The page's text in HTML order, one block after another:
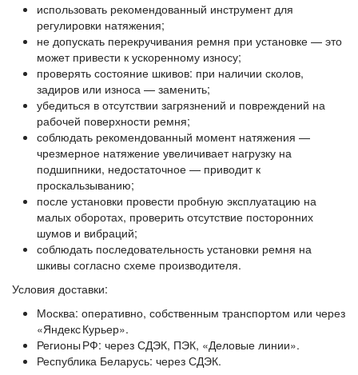
использовать рекомендованный инструмент для
регулировки натяжения;
не допускать перекручивания ремня при установке — это
может привести к ускоренному износу;
проверять состояние шкивов: при наличии сколов,
задиров или износа — заменить;
убедиться в отсутствии загрязнений и повреждений на
рабочей поверхности ремня;
соблюдать рекомендованный момент натяжения —
чрезмерное натяжение увеличивает нагрузку на
подшипники, недостаточное — приводит к
проскальзыванию;
после установки провести пробную эксплуатацию на
малых оборотах, проверить отсутствие посторонних
шумов и вибраций;
соблюдать последовательность установки ремня на
шкивы согласно схеме производителя.
Условия доставки:
Москва: оперативно, собственным транспортом или через
«Яндекс Курьер».
Регионы РФ: через СДЭК, ПЭК, «Деловые линии».
Республика Беларусь: через СДЭК.